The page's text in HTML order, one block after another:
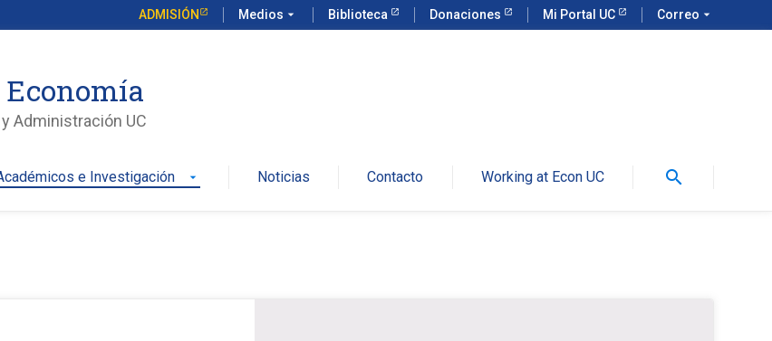
ADMISIÓN Medios arrow_drop_down Biblioteca Donaciones Mi Portal UC Correo arrow_drop_down
Administración UC
e Investigación arrow_drop_down Noticias Contacto Working at Econ UC search